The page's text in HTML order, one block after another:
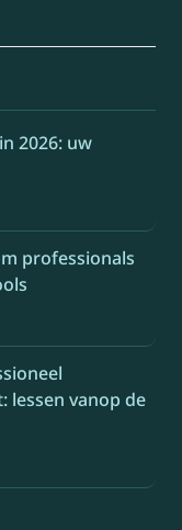
2026: uw
professionals
lessen vanop de